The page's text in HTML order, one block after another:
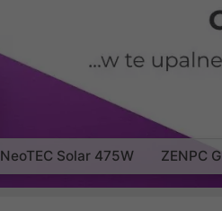
NeoTEC Solar 475W ZENPC